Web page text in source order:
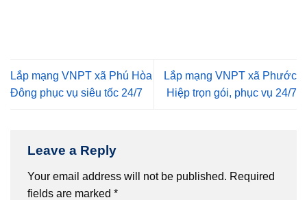
Lắp mạng VNPT xã Phú Hòa
Đông phục vụ siêu tốc 24/7
Lắp mạng VNPT xã Phước
Hiệp trọn gói, phục vụ 24/7
Leave a Reply
Your email address will not be published. Required
fields are marked *